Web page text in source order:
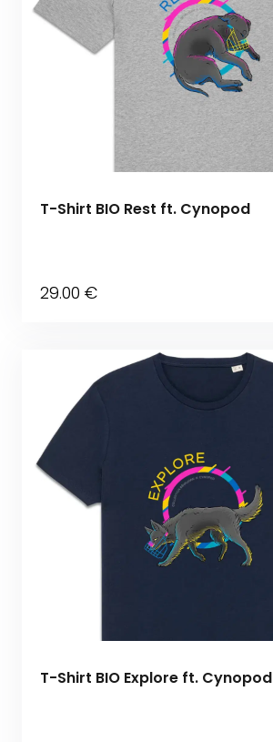
T-Shirt BIO Rest ft. Cynopod
29.00 €
T-Shirt BIO Explore ft. Cynopod